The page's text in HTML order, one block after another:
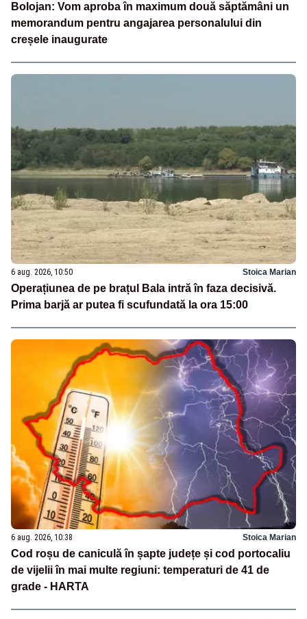
Bolojan: Vom aproba în maximum două săptămâni un
memorandum pentru angajarea personalului din
creșele inaugurate
6 aug. 2026, 10:50 Stoica Marian
Operațiunea de pe brațul Bala intră în faza decisivă.
Prima barjă ar putea fi scufundată la ora 15:00
6 aug. 2026, 10:38 Stoica Marian
Cod roșu de caniculă în șapte județe și cod portocaliu
de vijelii în mai multe regiuni: temperaturi de 41 de
grade - HARTA